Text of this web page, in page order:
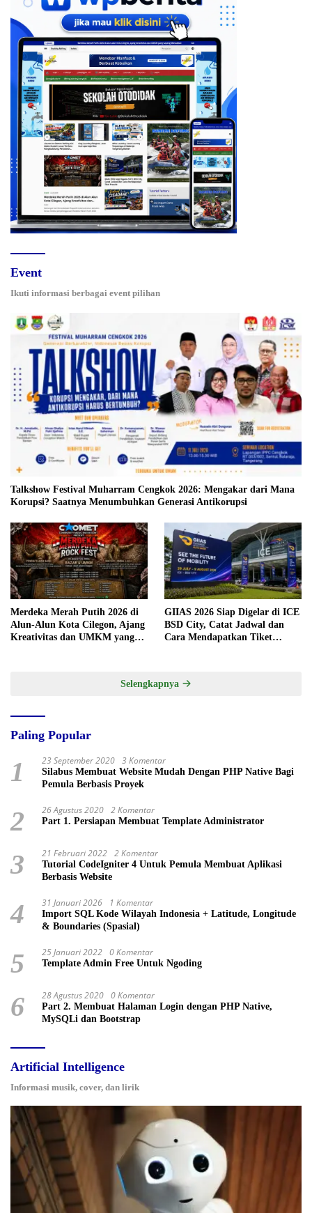
Event
Ikuti informasi berbagai event pilihan
Talkshow Festival Muharram Cengkok 2026: Mengakar dari Mana
Korupsi? Saatnya Menumbuhkan Generasi Antikorupsi
Merdeka Merah Putih 2026 di
Alun-Alun Kota Cilegon, Ajang
Kreativitas dan UMKM yang
GIIAS 2026 Siap Digelar di ICE
BSD City, Catat Jadwal dan
Cara Mendapatkan Tiket
Selengkapnya
Paling Popular
1 23 September 2020 3 Komentar
Silabus Membuat Website Mudah Dengan PHP Native Bagi
Pemula Berbasis Proyek
2 26 Agustus 2020 2 Komentar
Part 1. Persiapan Membuat Template Administrator
3 21 Februari 2022 2 Komentar
Tutorial CodeIgniter 4 Untuk Pemula Membuat Aplikasi
Berbasis Website
4 31 Januari 2026 1 Komentar
Import SQL Kode Wilayah Indonesia + Latitude, Longitude
& Boundaries (Spasial)
5 25 Januari 2022 0 Komentar
Template Admin Free Untuk Ngoding
6 28 Agustus 2020 0 Komentar
Part 2. Membuat Halaman Login dengan PHP Native,
MySQLi dan Bootstrap
Artificial Intelligence
Informasi musik, cover, dan lirik